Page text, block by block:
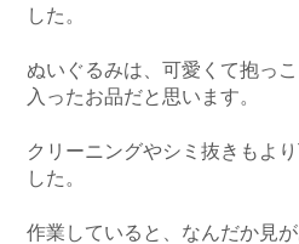
した。
ぬいぐるみは、可愛くて抱っ
入ったお品だと思います。
クリーニングやシミ抜きもよ
した。
作業していると、なんだか見